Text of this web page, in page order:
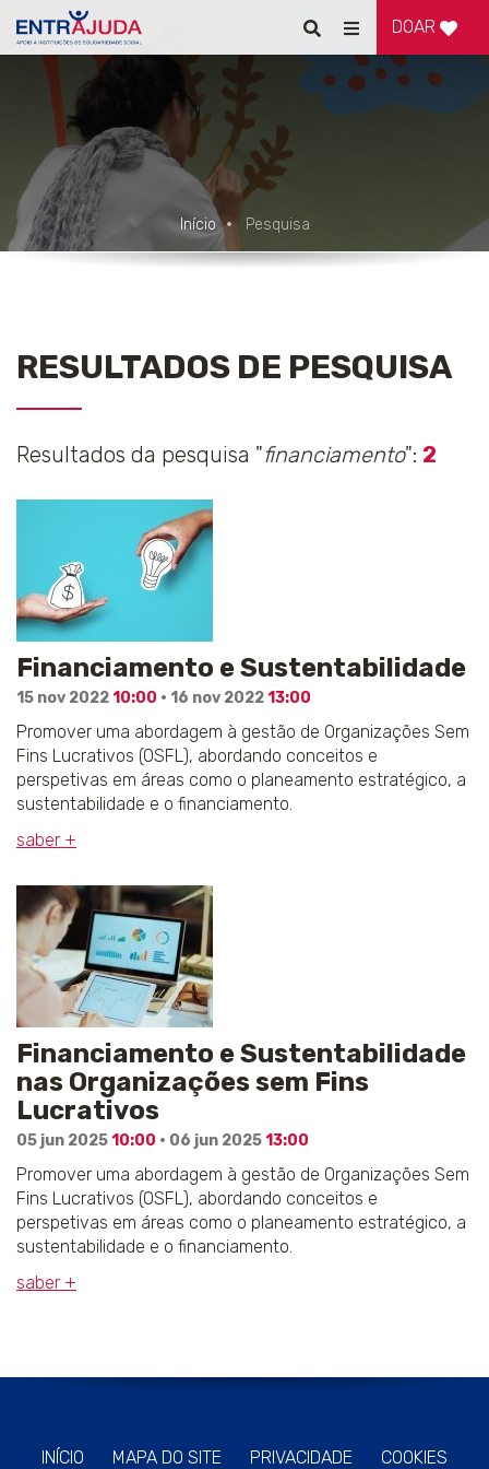
Pesquisar
Alternar
de
navegação
DOAR
Início Pesquisa
RESULTADOS DE PESQUISA
Resultados da pesquisa "financiamento": 2
Financiamento e Sustentabilidade
15 nov 202210:00 · 16 nov 202213:00
Promover uma abordagem à gestão de Organizações Sem
Fins Lucrativos (OSFL), abordando conceitos e
perspetivas em áreas como o planeamento estratégico, a
sustentabilidade e o financiamento.
saber +
Financiamento e Sustentabilidade
nas Organizações sem Fins
Lucrativos
05 jun 202510:00 · 06 jun 202513:00
Promover uma abordagem à gestão de Organizações Sem
Fins Lucrativos (OSFL), abordando conceitos e
perspetivas em áreas como o planeamento estratégico, a
sustentabilidade e o financiamento.
saber +
INÍCIO MAPA DO SITE PRIVACIDADE COOKIES